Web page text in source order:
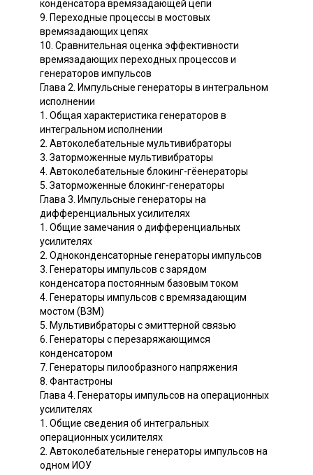
конденсатора времязадающей цепи
9. Переходные процессы в мостовых
времязадающих цепях
10. Сравнительная оценка эффективности
времязадающих переходных процессов и
генераторов импульсов
Глава 2. Импульсные генераторы в интегральном
исполнении
1. Общая характеристика генераторов в
интегральном исполнении
2. Автоколебательные мультивибраторы
3. Заторможенные мультивибраторы
4. Автоколебательные блокинг-гёенераторы
5. Заторможенные блокинг-генераторы
Глава 3. Импульсные генераторы на
дифференциальных усилителях
1. Общие замечания о дифференциальных
усилителях
2. Одноконденсаторные генераторы импульсов
3. Генераторы импульсов с зарядом
конденсатора постоянным базовым током
4. Генераторы импульсов с времязадающим
мостом (ВЗМ)
5. Мультивибраторы с эмиттерной связью
6. Генераторы с перезаряжающимся
конденсатором
7. Генераторы пилообразного напряжения
8. Фантастроны
Глава 4. Генераторы импульсов на операционных
усилителях
1. Общие сведения об интегральных
операционных усилителях
2. Автоколебательные генераторы импульсов на
одном ИОУ